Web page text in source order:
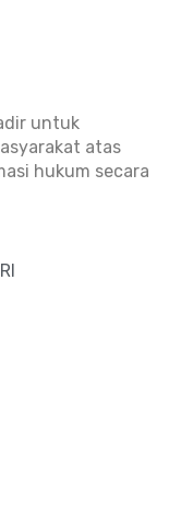
untuk
atas
hukum secara